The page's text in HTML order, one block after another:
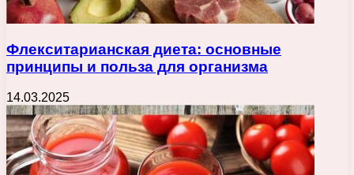
Флекситарианская диета: основные
принципы и польза для организма
14.03.2025